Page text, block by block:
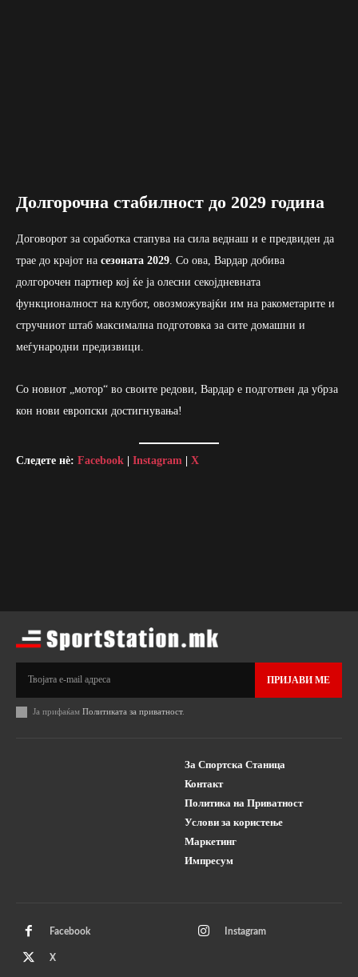
Долгорочна стабилност до 2029 година
Договорот за соработка стапува на сила веднаш и е предвиден да
трае до крајот на сезоната 2029 . Со ова, Вардар добива
долгорочен партнер кој ќе ја олесни секојдневната
функционалност на клубот, овозможувајќи им на ракометарите и
стручниот штаб максимална подготовка за сите домашни и
меѓународни предизвици.
Со новиот „мотор“ во своите редови, Вардар е подготвен да убрза
кон нови европски достигнувања!
Следете нè: Facebook Instagram X
ПРИЈАВИ МЕ
Ја прифаќам Политиката за приватност.
За Спортска Станица
Контакт
Политика на Приватност
Услови за користење
Маркетинг
Импресум
Facebook Instagram
X